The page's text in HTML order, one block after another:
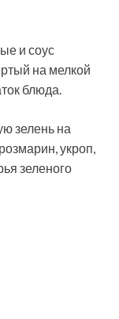
и соус
на мелкой
блюда.
зелень на
укроп,
зеленого